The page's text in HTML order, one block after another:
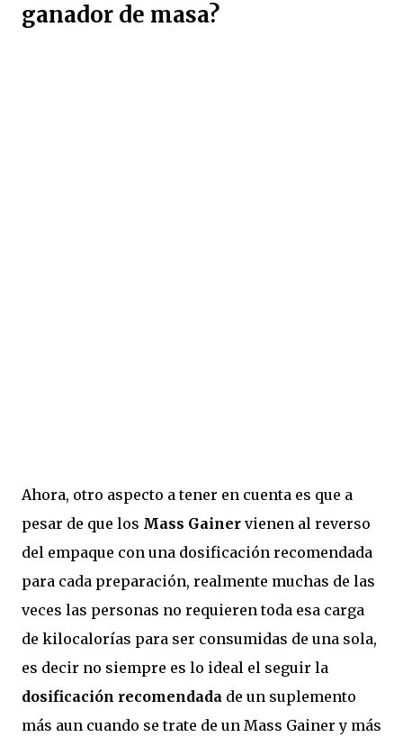
ganador de masa?
Ahora, otro aspecto a tener en cuenta es que a
pesar de que los Mass Gainer vienen al reverso
del empaque con una dosificación recomendada
para cada preparación, realmente muchas de las
veces las personas no requieren toda esa carga
de kilocalorías para ser consumidas de una sola,
es decir no siempre es lo ideal el seguir la
dosificación recomendada de un suplemento
más aun cuando se trate de un Mass Gainer y más